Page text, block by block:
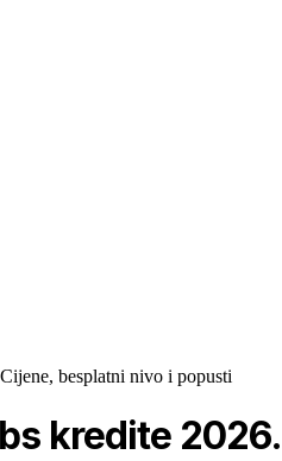
besplatni nivo i popusti
kredite